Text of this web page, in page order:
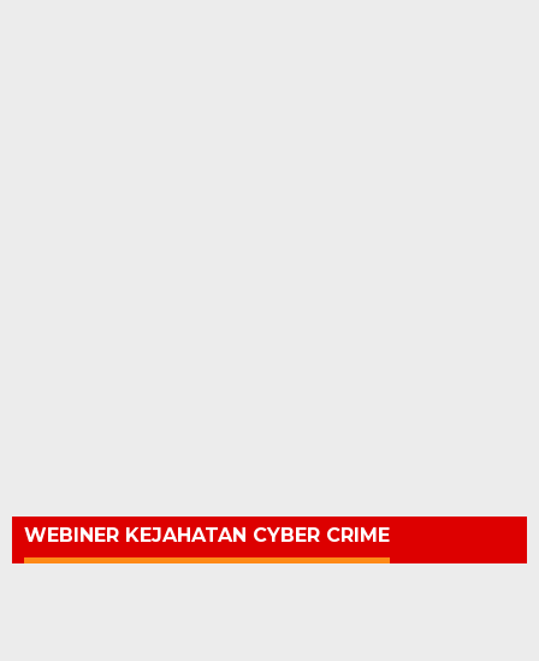
WEBINER KEJAHATAN CYBER CRIME